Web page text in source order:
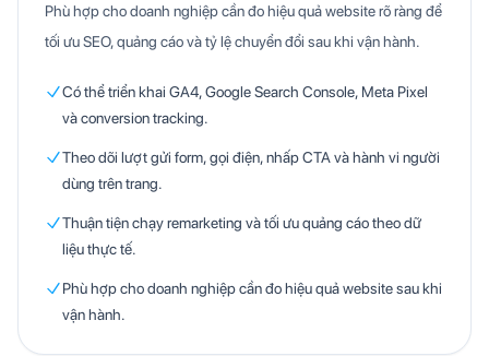
Phù hợp cho doanh nghiệp cần đo hiệu quả website rõ ràng để
tối ưu SEO, quảng cáo và tỷ lệ chuyển đổi sau khi vận hành.
Có thể triển khai GA4, Google Search Console, Meta Pixel
và conversion tracking.
Theo dõi lượt gửi form, gọi điện, nhấp CTA và hành vi người
dùng trên trang.
Thuận tiện chạy remarketing và tối ưu quảng cáo theo dữ
liệu thực tế.
Phù hợp cho doanh nghiệp cần đo hiệu quả website sau khi
vận hành.